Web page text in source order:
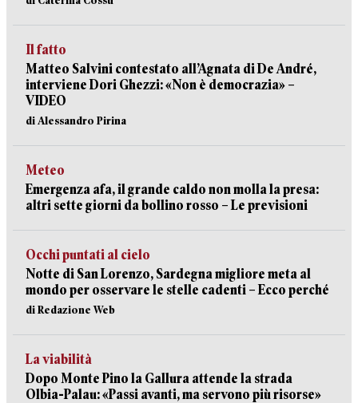
Il fatto
Matteo Salvini contestato all’Agnata di De André,
interviene Dori Ghezzi: «Non è democrazia» –
VIDEO
di Alessandro Pirina
Meteo
Emergenza afa, il grande caldo non molla la presa:
altri sette giorni da bollino rosso – Le previsioni
Occhi puntati al cielo
Notte di San Lorenzo, Sardegna migliore meta al
mondo per osservare le stelle cadenti – Ecco perché
di Redazione Web
La viabilità
Dopo Monte Pino la Gallura attende la strada
Olbia-Palau: «Passi avanti, ma servono più risorse»